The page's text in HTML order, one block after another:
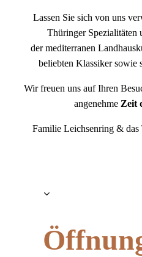
Lassen Sie sich von uns
Thüringer Spezialitäten
der mediterranen
beliebten Klassiker sowie
Wir freuen uns auf Ihren
angenehme Zeit
Familie Leichsenring & das
Öffnu